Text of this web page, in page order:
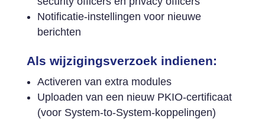
Notificatie-instellingen voor nieuwe
berichten
Als wijzigingsverzoek indienen:
Activeren van extra modules
Uploaden van een nieuw PKIO-certificaat
(voor System-to-System-koppelingen)